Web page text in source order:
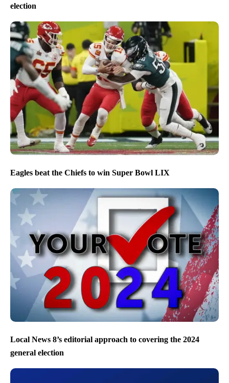
election
Eagles beat the Chiefs to win Super Bowl LIX
Local News 8’s editorial approach to covering the 2024
general election